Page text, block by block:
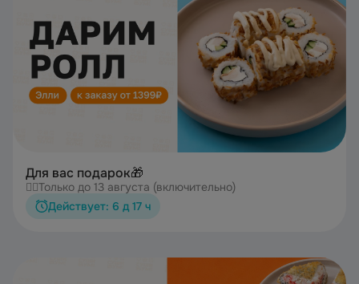
Для вас подарок🎁
👉🏻Только до 13 августа (включительно)
Действует: 6 д 17 ч